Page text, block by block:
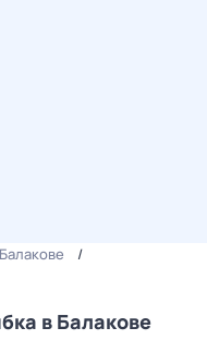
в Балакове